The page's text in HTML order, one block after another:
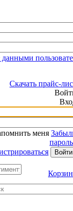
Скачать прайс-лист
Войти
Вход
меня Забыли
пароль?
Корзина